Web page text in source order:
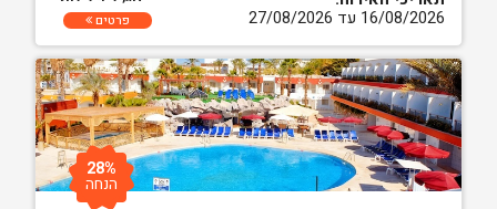
16/08/2026 עד 27/08/2026
פרטים
28%
הנחה